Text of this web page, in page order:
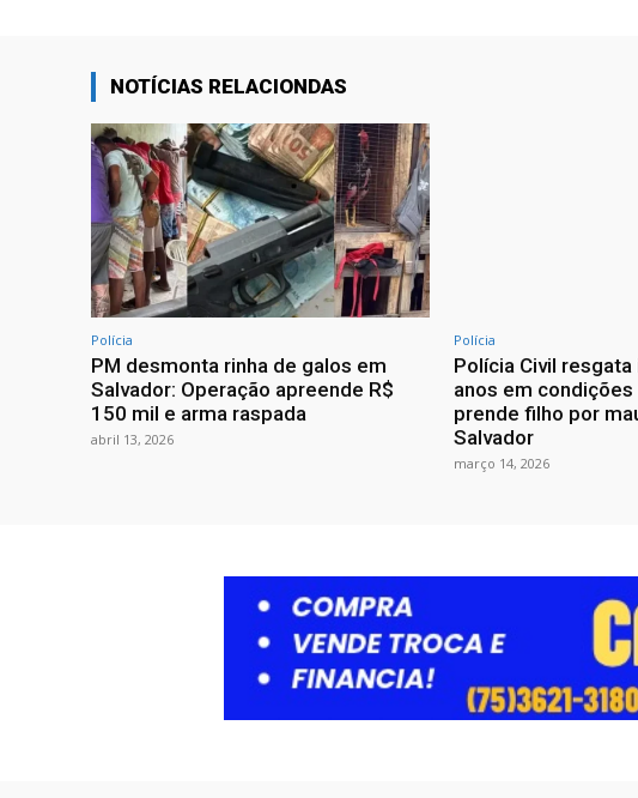
NOTÍCIAS RELACIONDAS
Polícia
PM desmonta rinha de galos em
Salvador: Operação apreende R$
150 mil e arma raspada
abril 13, 2026
Polícia
Polícia Civil resgata
anos em
prende filho por
Salvador
março 14, 2026